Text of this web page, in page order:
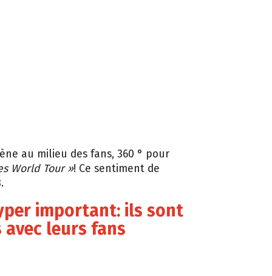
au milieu des fans, 360 ° pour
World Tour »! Ce sentiment de
important: ils sont
avec leurs fans